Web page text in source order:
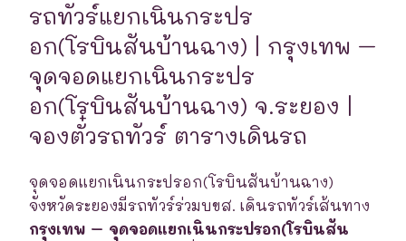
รถทัวร์แยกเนินกระปร
อก(โรบินสันบ้านฉาง) | กรุงเทพ –
จุดจอดแยกเนินกระปร
อก(โรบินสันบ้านฉาง) จ.ระยอง |
จองตั๋วรถทัวร์ ตารางเดินรถ
จุดจอดแยกเนินกระปรอก(โรบินสันบ้านฉาง)
จังหวัดระยองมีรถทัวร์ร่วมบขส. เดินรถทัวร์เส้นทาง
กรุงเทพ – จุดจอดแยกเนินกระปรอก(โรบินสัน